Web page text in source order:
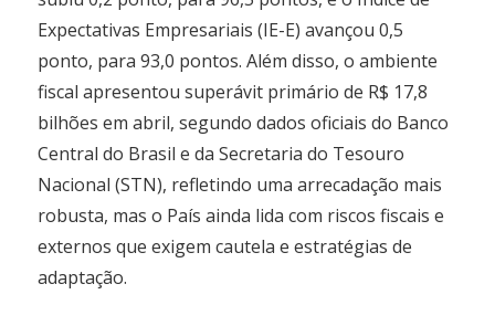
Expectativas Empresariais (IE-E) avançou 0,5
ponto, para 93,0 pontos. Além disso, o ambiente
fiscal apresentou superávit primário de R$ 17,8
bilhões em abril, segundo dados oficiais do Banco
Central do Brasil e da Secretaria do Tesouro
Nacional (STN), refletindo uma arrecadação mais
robusta, mas o País ainda lida com riscos fiscais e
externos que exigem cautela e estratégias de
adaptação.